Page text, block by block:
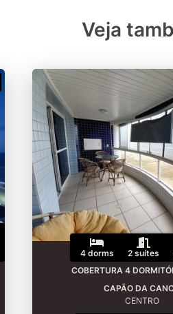
Veja
4 dorms 2 suítes
COBERTURA 4
CAPÃO DA
CENTRO